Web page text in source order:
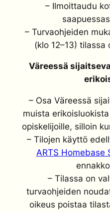
– Ilmoittaudu
– Turvaohjeiden
(klo 12–13) tilassa
Väreessä
– Osa Väreessä
muista
opiskelijoille, silloin
– Tilojen käyttö
ARTS Homebase
– Tilassa on
turvaohjeiden
oikeus poistaa